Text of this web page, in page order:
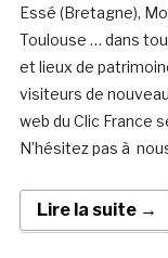
Essé (Bretagne),
Toulouse … dans
et lieux de
visiteurs de
web du Clic France
N’hésitez pas à
Lire la suite →